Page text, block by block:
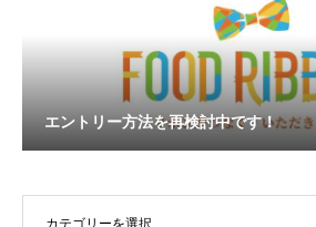
エントリー方法を再検討中です！